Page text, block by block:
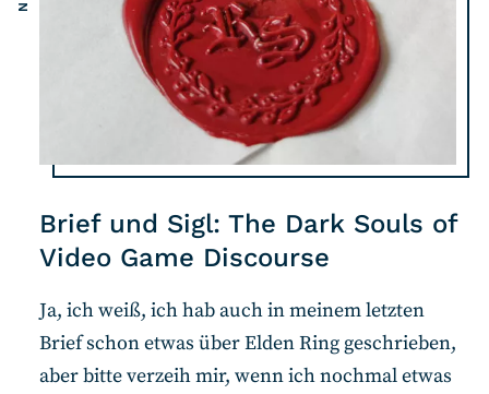
Brief und Sigl: The Dark Souls of
Video Game Discourse
Ja, ich weiß, ich hab auch in meinem letzten
Brief schon etwas über Elden Ring geschrieben,
aber bitte verzeih mir, wenn ich nochmal etwas